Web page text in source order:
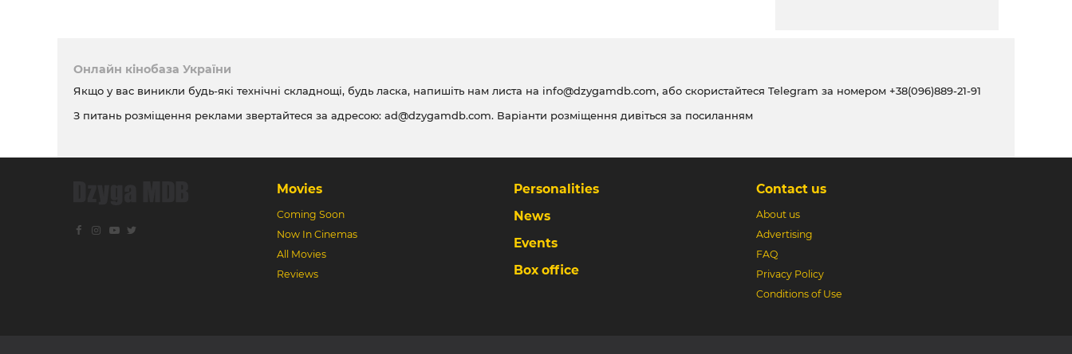
Онлайн кінобаза України
Якщо у вас виникли будь-які технічні складнощі, будь ласка, напишіть нам листа на info@dzygamdb.com, або скористайтеся Telegram за номером +38(096)889-21-91
З питань розміщення реклами звертайтеся за адресою: ad@dzygamdb.com. Варіанти розміщення дивіться за посиланням
Movies
Coming Soon
Now In Cinemas
All Movies
Reviews
Personalities
News
Events
Box office
Contact us
About us
Advertising
FAQ
Privacy Policy
Conditions of Use